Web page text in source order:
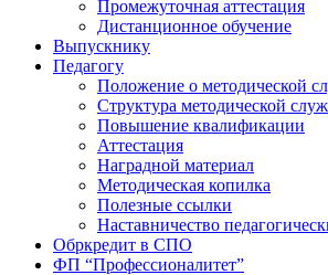
Промежуточная аттестация
Дистанционное обучение
Выпускнику
Педагогу
Положение о методической
Структура методической
Повышение квалификации
Аттестация
Наградной материал
Методическая копилка
Полезные ссылки
Наставничество
Обркредит в СПО
ФП “Профессионалитет”